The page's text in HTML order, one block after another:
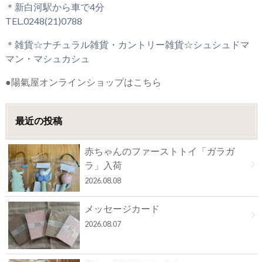
＊新白河駅から車で4分
TEL.0248(21)0788
＊雑貨☆ナチュラル雑貨・カントリー雑貨☆シュシュドマ
マン・マシュカシュ
●陽氣屋オンラインショップはこちら
最近の投稿
赤ちゃんのファーストトイ「ガラガ
ラ」入荷
2026.08.08
メッセージカード
2026.08.07